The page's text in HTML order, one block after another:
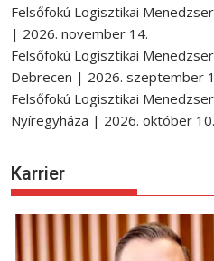
Felsőfokú Logisztikai
| 2026. november 14.
Felsőfokú Logisztikai
Debrecen | 2026. szeptember
Felsőfokú Logisztikai
Nyíregyháza | 2026. október 10.
Karrier